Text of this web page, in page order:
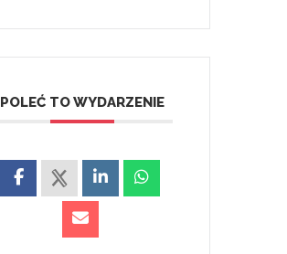
POLEĆ TO WYDARZENIE